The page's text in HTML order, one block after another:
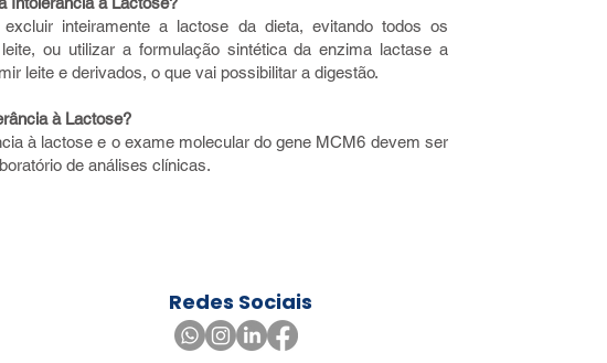
inteiramente a lactose da dieta, evitando todos os
ou utilizar a formulação sintética da enzima lactase a
leite e derivados, o que vai possibilitar a digestão.
à Lactose?
à lactose e o exame molecular do gene MCM6 devem ser
de análises clínicas.
Redes Sociais